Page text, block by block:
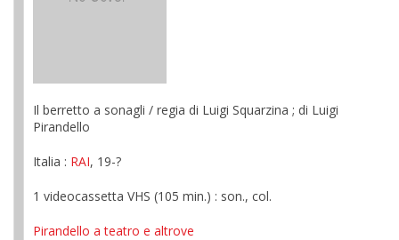
Il berretto a sonagli / regia di Luigi Squarzina ; di Luigi
Pirandello
Italia : RAI, 19-?
1 videocassetta VHS (105 min.) : son., col.
Pirandello a teatro e altrove